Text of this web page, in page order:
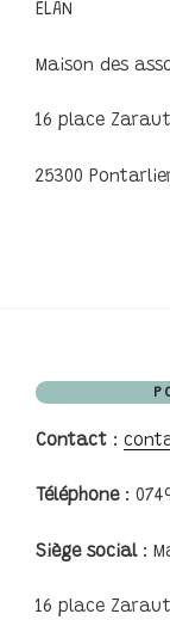
ELAN
Maison des
16 place
25300
Contact :
Téléphone:
Siège social:
16 place